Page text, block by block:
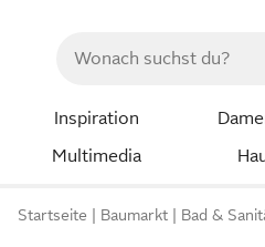
Inspiration
Multimedia
Startseite Baumarkt Bad &